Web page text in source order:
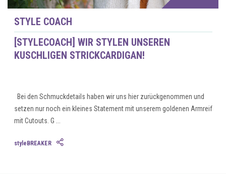
STYLE COACH
[STYLECOACH] WIR STYLEN UNSEREN
KUSCHLIGEN STRICKCARDIGAN!
Bei den Schmuckdetails haben wir uns hier zurückgenommen und
setzen nur noch ein kleines Statement mit unserem goldenen Armreif
mit Cutouts. G ...
styleBREAKER